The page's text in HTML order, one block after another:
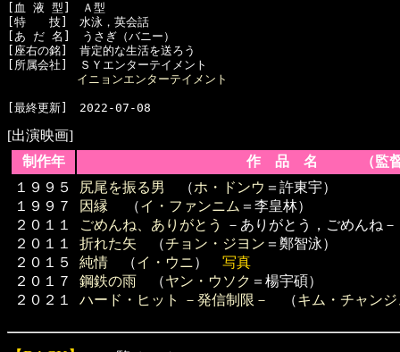
[血 液 型]　Ａ型
[特　　技]　水泳，英会話
[あ だ 名]　うさぎ（バニー）
[座右の銘]　肯定的な生活を送ろう
[所属会社]　ＳＹエンターテイメント
イニョンエンターテイメント
[出演映画]
制作年
作 品 名 （監督
１９９５
１９９７
２０１１
２０１１
２０１５
２０１７
２０２１
尻尾を振る男 （ホ・ドンウ ＝許東宇）
因縁 （イ・ファンニム ＝李皇林）
ごめんね、ありがとう
－ありがとう，ごめんね
折れた矢 （チョン・ジヨン ＝鄭智泳）
純情 （イ・ウニ）写真
鋼鉄の雨 （ヤン・ウソク ＝楊宇碩）
ハード・ヒット －発信制限－
（キム・チャン